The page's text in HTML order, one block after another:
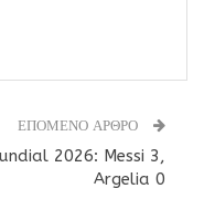
ΕΠΟΜΕΝΟ ΑΡΘΡΟ
2026: Messi 3,
Argelia 0